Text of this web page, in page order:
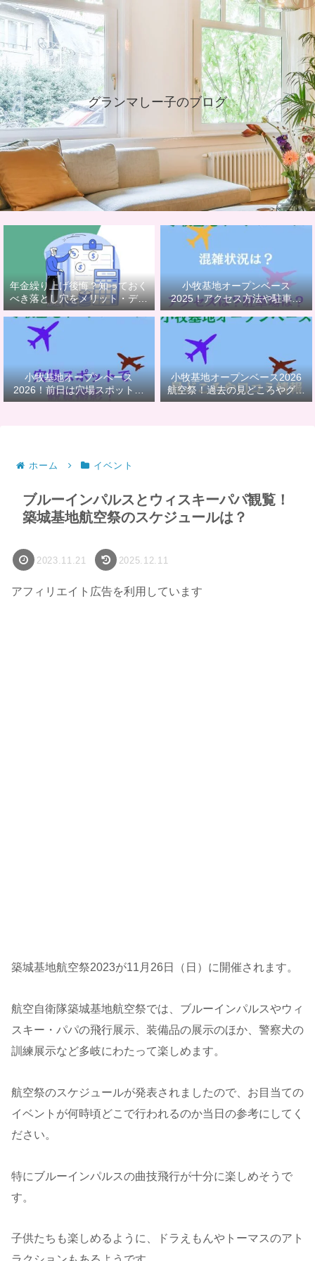
グランマしー子のブログ
年金繰り上げ後悔？知っておく
べき落とし穴をメリット・デメ
リットで解説
小牧基地オープンベース
2025！アクセス方法や駐車場
は？
小牧基地オープンベース
2026！前日は穴場スポットで
観覧撮影
小牧基地オープンベース2026
航空祭！過去の見どころやグル
メ情報満載
ホーム イベント
ブルーインパルスとウィスキーパパ観覧！
築城基地航空祭のスケジュールは？
2023.11.21 2025.12.11
アフィリエイト広告を利用しています
築城基地航空祭2023が11月26日（日）に開催されます。
航空自衛隊築城基地航空祭では、ブルーインパルスやウィ
スキー・パパの飛行展示、装備品の展示のほか、警察犬の
訓練展示など多岐にわたって楽しめます。
航空祭のスケジュールが発表されましたので、お目当ての
イベントが何時頃どこで行われるのか当日の参考にしてく
ださい。
特にブルーインパルスの曲技飛行が十分に楽しめそうで
す。
子供たちも楽しめるように、ドラえもんやトーマスのアト